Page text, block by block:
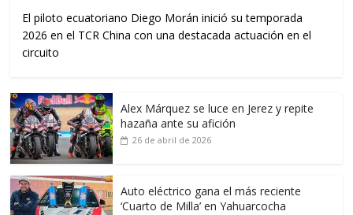
El piloto ecuatoriano Diego Morán inició su temporada
2026 en el TCR China con una destacada actuación en el
circuito
Alex Márquez se luce en Jerez y repite
hazaña ante su afición
26 de abril de 2026
Auto eléctrico gana el más reciente
‘Cuarto de Milla’ en Yahuarcocha